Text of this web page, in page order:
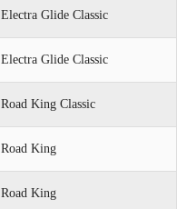
Electra Glide Classic
Electra Glide Classic
Road King Classic
Road King
Road King